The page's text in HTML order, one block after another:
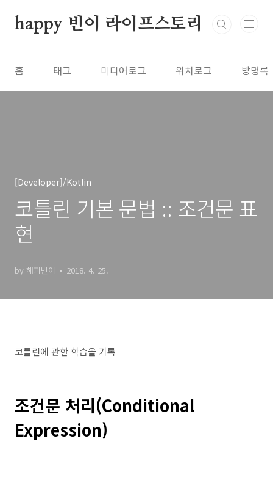
happy 빈이 라이프스토리
홈 태그 미디어로그 위치로그 방명록
[Developer]/Kotlin
코틀린 기본 문법 :: 조건문 표
현
by 해피빈이 2018. 4. 25.
코틀린에 관한 학습을 기록
조건문 처리(Conditional
Expression)